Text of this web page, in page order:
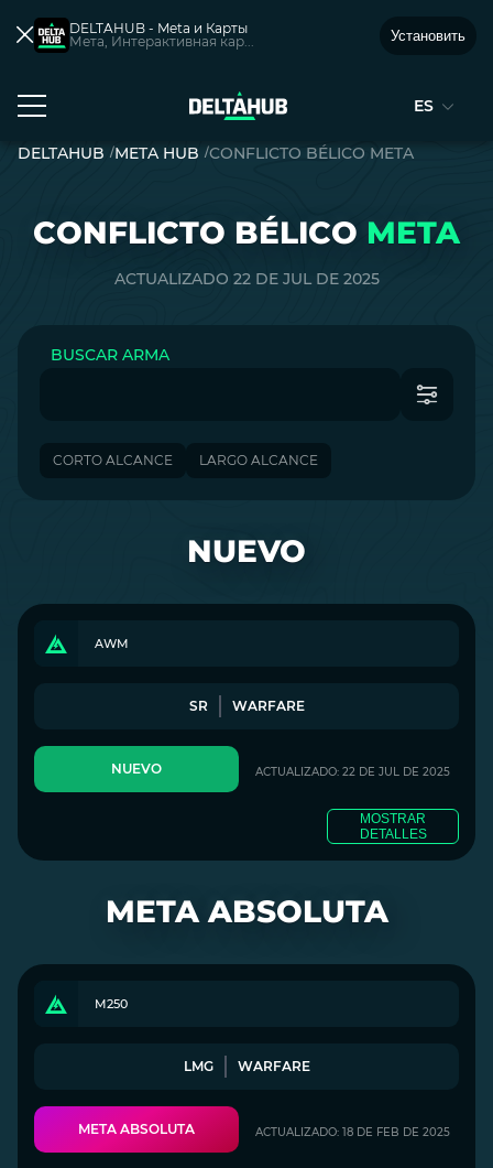
DELTAHUB - Meta и Карты
Мета, Интерактивная кар...
Установить
ES
DELTAHUB META HUB CONFLICTO BÉLICO META
CONFLICTO BÉLICO META
ACTUALIZADO 22 DE JUL DE 2025
BUSCAR ARMA
CORTO ALCANCE LARGO ALCANCE
NUEVO
AWM
SR WARFARE
NUEVO ACTUALIZADO: 22 DE JUL DE 2025
MOSTRAR
DETALLES
META ABSOLUTA
M250
LMG WARFARE
META ABSOLUTA ACTUALIZADO: 18 DE FEB DE 2025